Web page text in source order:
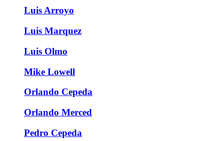
Luis Arroyo
Luis Marquez
Luis Olmo
Mike Lowell
Orlando Cepeda
Orlando Merced
Pedro Cepeda